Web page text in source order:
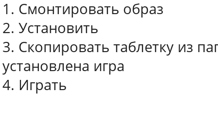
1. Смонтировать образ
2. Установить
3. Скопировать таблетку из
установлена игра
4. Играть